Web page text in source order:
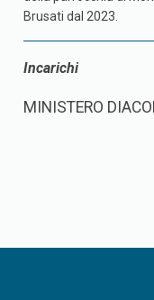
Brusati dal 2023.
Incarichi
MINISTERO